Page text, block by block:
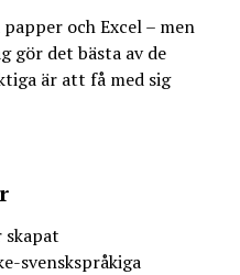
och Excel – men
gör det bästa av de
är att få med sig
svenskspråkiga